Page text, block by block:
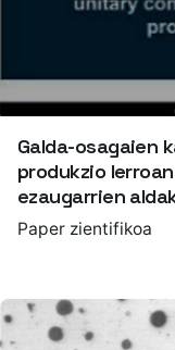
Galda-osagaien
produkzio
ezaugarrien
Paper zientifikoa